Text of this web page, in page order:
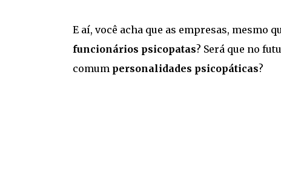
E aí, você acha que as empresas, mesmo
funcionários psicopatas? Será que no
comum personalidades psicopáticas?